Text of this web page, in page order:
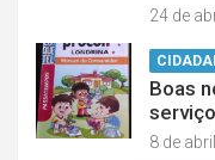
24 de
Boas
8 de